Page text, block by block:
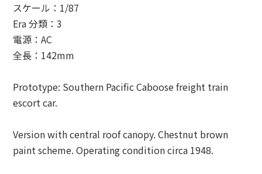
スケール：1/87
Era 分類：3
電源：AC
全長：142mm
Prototype: Southern Pacific Caboose freight train
escort car.
Version with central roof canopy. Chestnut brown
paint scheme. Operating condition circa 1948.